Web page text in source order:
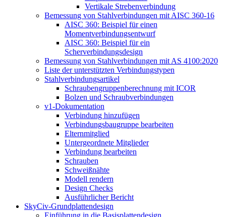
Vertikale Strebenverbindung
Bemessung von Stahlverbindungen mit AISC 360-16
AISC 360: Beispiel für einen
Momentverbindungsentwurf
AISC 360: Beispiel für ein
Scherverbindungsdesign
Bemessung von Stahlverbindungen mit AS 4100:2020
Liste der unterstützten Verbindungstypen
Stahlverbindungsartikel
Schraubengruppenberechnung mit ICOR
Bolzen und Schraubverbindungen
v1-Dokumentation
Verbindung hinzufügen
Verbindungsbaugruppe bearbeiten
Elternmitglied
Untergeordnete Mitglieder
Verbindung bearbeiten
Schrauben
Schweißnähte
Modell rendern
Design Checks
Ausführlicher Bericht
SkyCiv-Grundplattendesign